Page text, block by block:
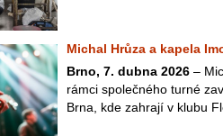
Michal Hrůza a kapela
Brno, 7. dubna 2026 –
rámci společného turné
Brna, kde zahrají v klubu